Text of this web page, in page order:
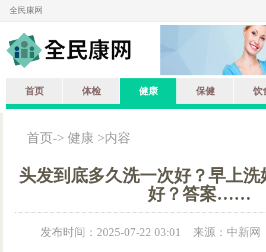
全民康网
首页 体检 健康 保健 饮
首页-> 健康 >内容
头发到底多久洗一次好？早上
好？答案……
发布时间：2025-07-22 03:01 来源：中新网